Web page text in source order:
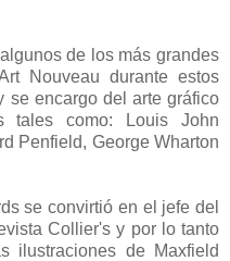
de los más grandes
Nouveau durante estos
se encargo del arte gráfico
tales como: Louis John
Penfield, George Wharton
se convirtió en el jefe del
Collier's y por lo tanto
ilustraciones de Maxfield